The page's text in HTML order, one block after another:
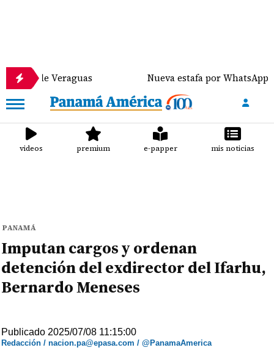
Veraguas Nueva estafa por WhatsApp
videos premium e-papper mis noticias
PANAMÁ
Imputan cargos y ordenan
detención del exdirector del Ifarhu,
Bernardo Meneses
Publicado 2025/07/08 11:15:00
Redacción / nacion.pa@epasa.com / @PanamaAmerica